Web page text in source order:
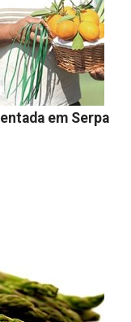
em Serpa